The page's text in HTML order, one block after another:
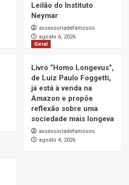
Leilão do Instituto
Neymar
assessoriadefamosos
agosto 6, 2026
Geral
Livro “Homo Longevus”,
de Luiz Paulo Foggetti,
já está à venda na
Amazon e propõe
reflexão sobre uma
sociedade mais longeva
assessoriadefamosos
agosto 4, 2026